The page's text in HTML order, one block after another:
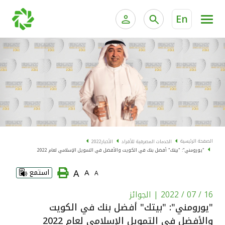
En
الخدمات المصرفية الإلكترونية للأفراد
الخدمات المصرفية الإلكترونية للشركات
خدمة "بيتك" للتداول الإلكتروني
الخدمات المصرفية للأفراد الخدمات المالية الخاصة
الحسابات المصرفية
البطاقات
"برامج العملاء"
الاستثمار
الصفحة الرئيسية الخدمات المصرفية للأفراد الأخبار2022
"يورومني": "بيتك" أفضل بنك في الكويت والأفضل في التمويل الإسلامي لعام 2022
A
A
A استمع
16 / 07 / 2022 | الجوائز
"يورومني": "بيتك" أفضل بنك في الكويت
والأفضل في التمويل الإسلامي لعام 2022